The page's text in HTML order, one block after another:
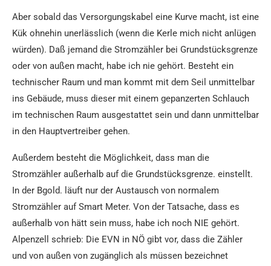
Aber sobald das Versorgungskabel eine Kurve macht, ist eine
Kük ohnehin unerlässlich (wenn die Kerle mich nicht anlügen
würden). Daß jemand die Stromzähler bei Grundstücksgrenze
oder von außen macht, habe ich nie gehört. Besteht ein
technischer Raum und man kommt mit dem Seil unmittelbar
ins Gebäude, muss dieser mit einem gepanzerten Schlauch
im technischen Raum ausgestattet sein und dann unmittelbar
in den Hauptvertreiber gehen.
Außerdem besteht die Möglichkeit, dass man die
Stromzähler außerhalb auf die Grundstücksgrenze. einstellt.
In der Bgold. läuft nur der Austausch von normalem
Stromzähler auf Smart Meter. Von der Tatsache, dass es
außerhalb von hätt sein muss, habe ich noch NIE gehört.
Alpenzell schrieb: Die EVN in NÖ gibt vor, dass die Zähler
und von außen von zugänglich als müssen bezeichnet